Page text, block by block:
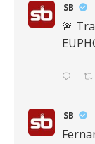
SB
🚨
SB